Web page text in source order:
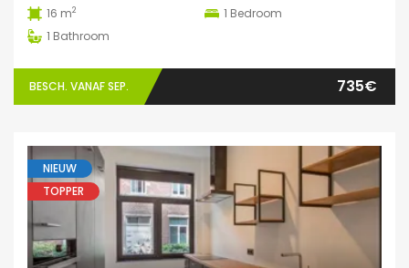
16 m2 1 Bedroom
1 Bathroom
BESCH. VANAF SEP. 735€
NIEUW
TOPPER